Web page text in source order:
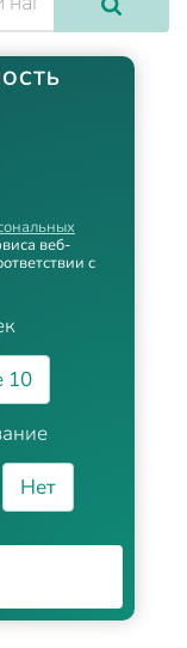
10
Нет
веб-
с